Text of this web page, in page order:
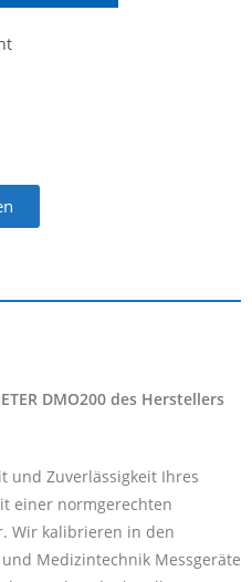
DMO200 des Herstellers
und Zuverlässigkeit Ihres
einer normgerechten
Wir kalibrieren in den
Medizintechnik Messgeräte